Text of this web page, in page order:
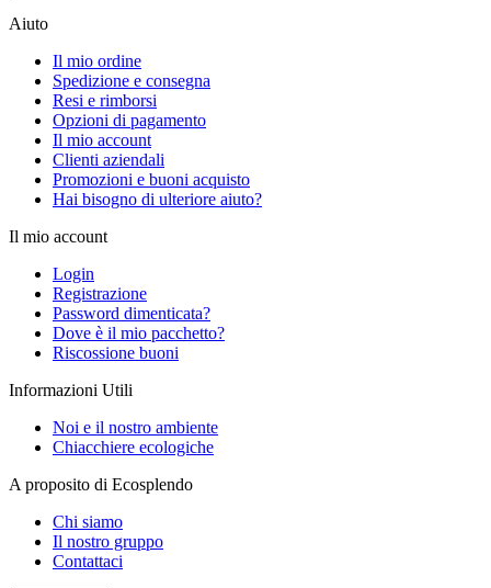
Aiuto
Il mio ordine
Spedizione e consegna
Resi e rimborsi
Opzioni di pagamento
Il mio account
Clienti aziendali
Promozioni e buoni acquisto
Hai bisogno di ulteriore aiuto?
Il mio account
Login
Registrazione
Password dimenticata?
Dove è il mio pacchetto?
Riscossione buoni
Informazioni Utili
Noi e il nostro ambiente
Chiacchiere ecologiche
A proposito di Ecosplendo
Chi siamo
Il nostro gruppo
Contattaci